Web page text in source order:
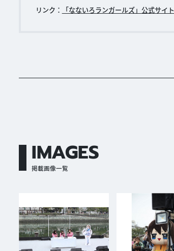
リンク： 「なないろランガールズ」公式サイト
IMAGES
掲載画像一覧